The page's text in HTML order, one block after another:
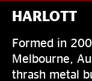
HARLOTT
Formed in
Melbourne,
thrash metal